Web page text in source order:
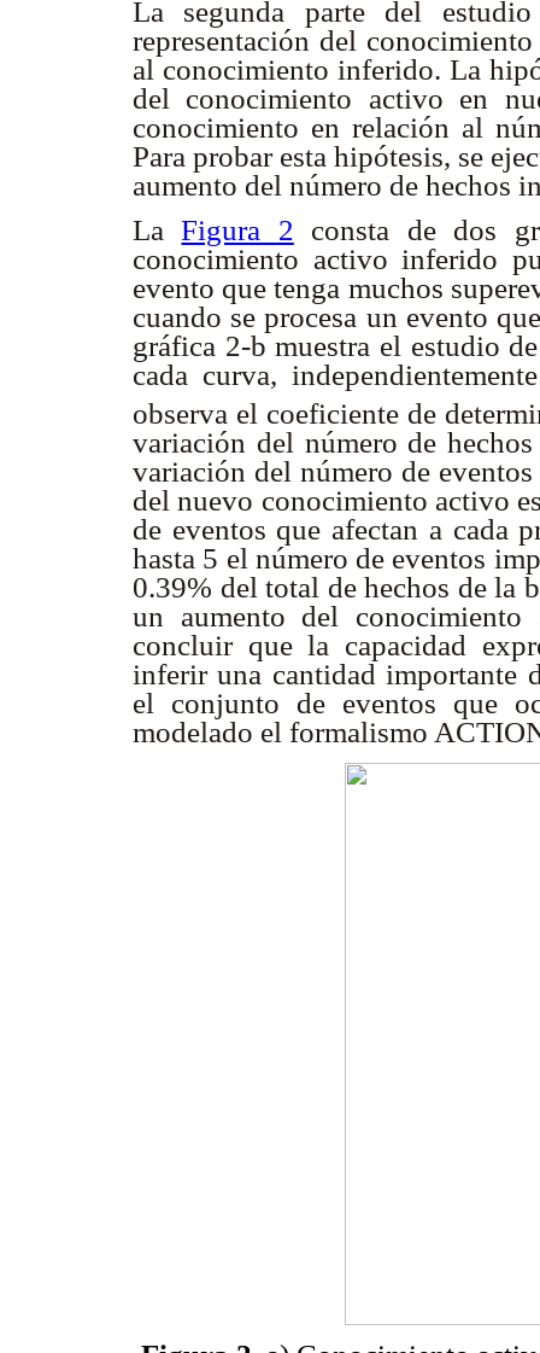
La segunda parte del
representación del
al conocimiento inferido. La
del conocimiento activo en
conocimiento en relación al
Para probar esta hipótesis, se
aumento del número de hechos
LaFigura 2 consta de dos
conocimiento activo inferido
evento que tenga muchos
cuando se procesa un evento
gráfica 2-b muestra el estudio
cada curva,
observa el coeficiente de
variación del número de
variación del número de
del nuevo conocimiento activo
de eventos que afectan a cada
hasta 5 el número de eventos
0.39% del total de hechos de la
un aumento del
concluir que la capacidad
inferir una cantidad importante
el conjunto de eventos que
modelado el formalismo